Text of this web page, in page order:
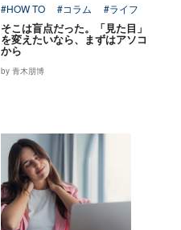
#HOW TO #コラム #ライフ
そこは盲点だった。「見た目」
を変えたいなら、まずはアソコ
から
by 青木朋博